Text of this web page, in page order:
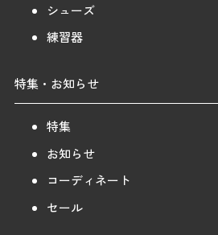
シューズ
練習器
特集・お知らせ
特集
お知らせ
コーディネート
セール